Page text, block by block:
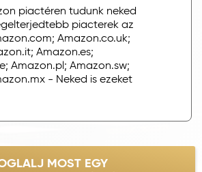
piactéren tudunk neked
piacterek az
Amazon.co.uk;
Amazon.es;
Amazon.pl; Amazon.sw;
- Neked is ezeket
MOST EGY